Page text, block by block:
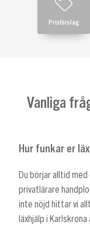
Prisförslag
Vanliga
Hur funkar er
Du börjar alltid
privatlärare
inte nöjd hittar vi
läxhjälp i